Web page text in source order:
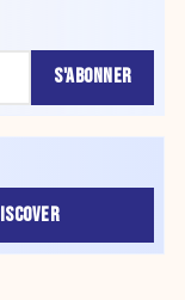
S'ABONNER